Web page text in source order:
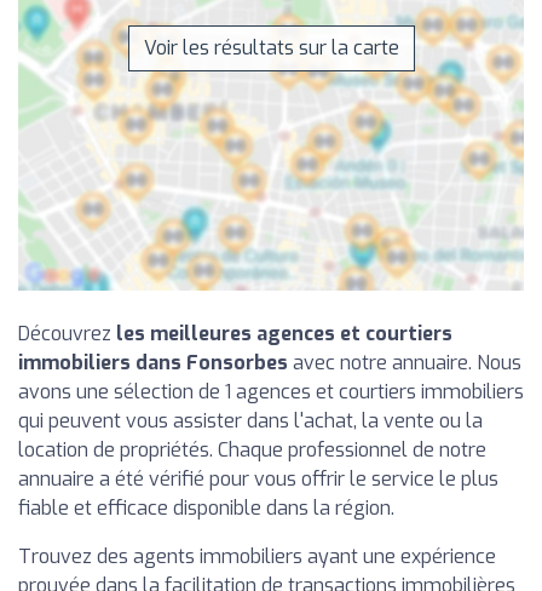
Voir les résultats sur la carte
Découvrez les meilleures agences et courtiers
immobiliers dans Fonsorbes avec notre annuaire. Nous
avons une sélection de 1 agences et courtiers immobiliers
qui peuvent vous assister dans l'achat, la vente ou la
location de propriétés. Chaque professionnel de notre
annuaire a été vérifié pour vous offrir le service le plus
fiable et efficace disponible dans la région.
Trouvez des agents immobiliers ayant une expérience
prouvée dans la facilitation de transactions immobilières